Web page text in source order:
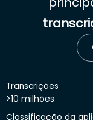
Transcrições
>10 milhões
Classificação da